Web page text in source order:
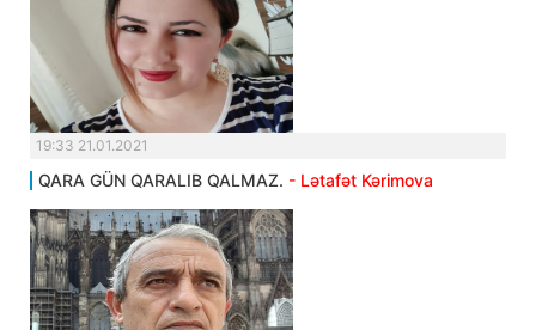
19:33 21.01.2021
QARA GÜN QARALIB QALMAZ. - Lətafət Kərimova